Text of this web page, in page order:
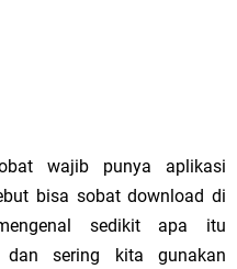
wajib punya aplikasi
bisa sobat download di
sedikit apa itu
dan sering kita gunakan